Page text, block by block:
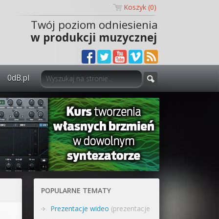
Koszyk (0)
Twój poziom odniesienia
w produkcji muzycznej
0dB.pl
0dB.pl - informacje
Newsletter
Materiały dla mediów
Archiwum aktualności
POPULARNE TEMATY
Prezentacje wideo (prezentacje